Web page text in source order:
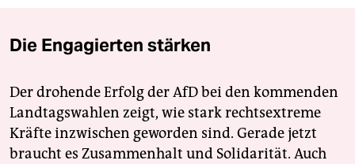
Die Engagierten stärken
Der drohende Erfolg der AfD bei den kommenden
Landtagswahlen zeigt, wie stark rechtsextreme
Kräfte inzwischen geworden sind. Gerade jetzt
braucht es Zusammenhalt und Solidarität. Auch